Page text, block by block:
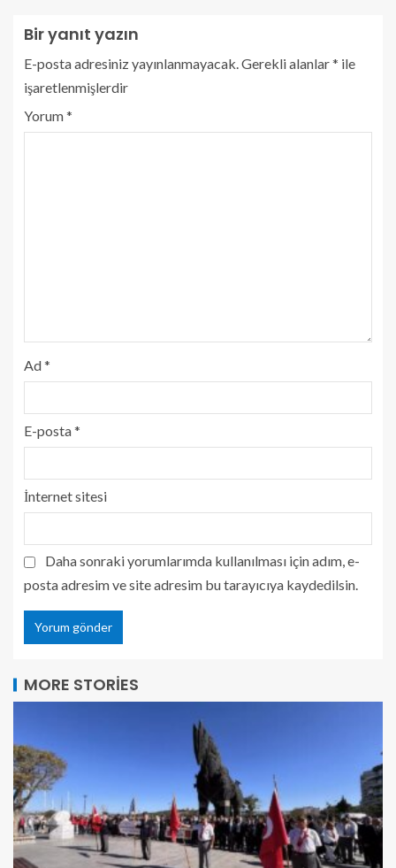
Bir yanıt yazın
E-posta adresiniz yayınlanmayacak.Gerekli alanlar* ile
işaretlenmişlerdir
Yorum*
Ad*
E-posta*
İnternet sitesi
Daha sonraki yorumlarımda kullanılması için adım, e-
posta adresim ve site adresim bu tarayıcıya kaydedilsin.
MORE STORIES